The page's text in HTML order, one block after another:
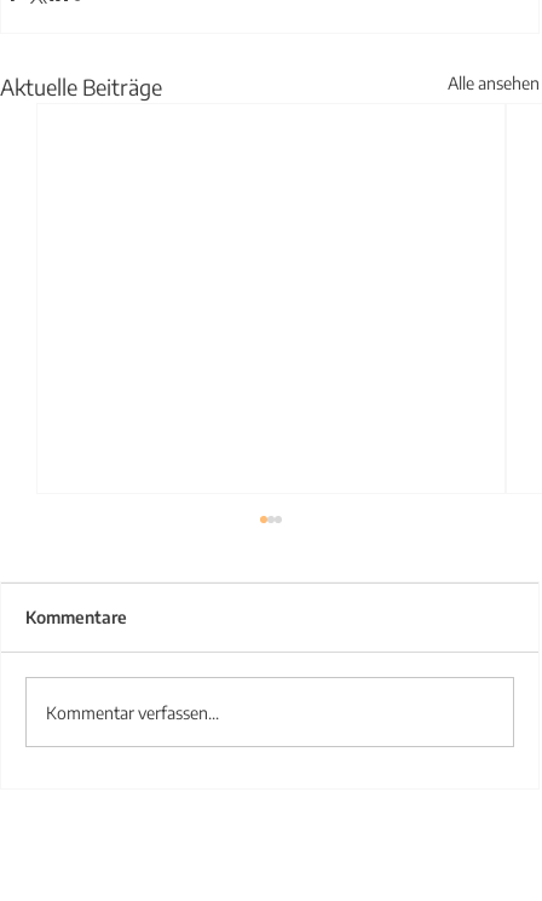
Aktuelle Beiträge Alle ansehen
Treppengeländer aus Stahl
Kommentare
Kommentar verfassen...